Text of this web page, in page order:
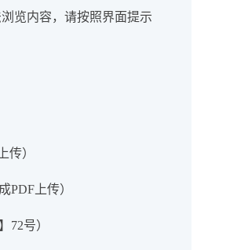
览内容，请按照界面提示
传）
PDF上传）
72号）